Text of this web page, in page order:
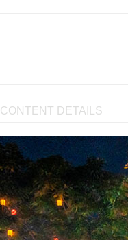
CONTENT DETAILS